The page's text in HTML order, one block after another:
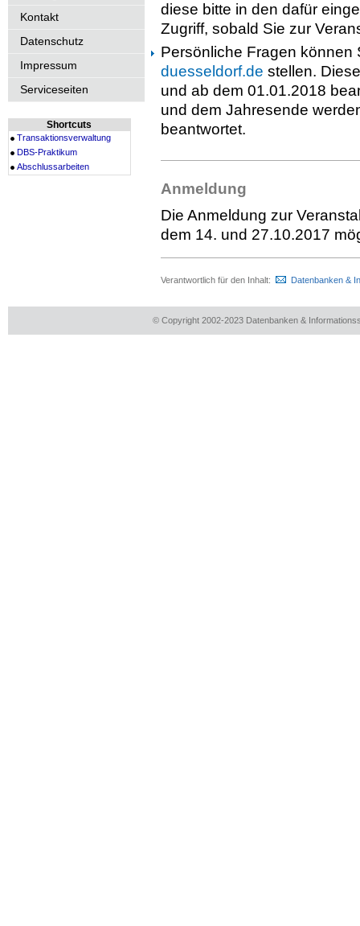
Kontakt
Datenschutz
Impressum
Serviceseiten
Shortcuts
Transaktionsverwaltung
DBS-Praktikum
Abschlussarbeiten
diese bitte in den dafür
Zugriff, sobald Sie zur
Persönliche Fragen können
duesseldorf.de stellen.
und ab dem 01.01.2018
und dem Jahresende
beantwortet.
Anmeldung
Die Anmeldung zur
dem 14. und 27.10.2017
Verantwortlich für den Inhalt: Datenbanken &
© Copyright 2002-2023 Datenbanken &